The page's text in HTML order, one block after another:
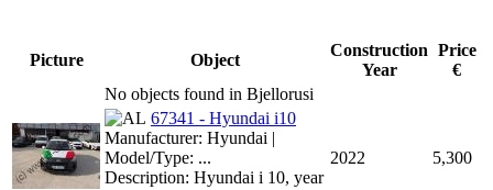
Picture Object
Construction
Year
Price
€
No objects found in Bjellorusi
67341 - Hyundai i10
Manufacturer: Hyundai |
Model/Type: ...
Description: Hyundai i 10, year
2022 5,300